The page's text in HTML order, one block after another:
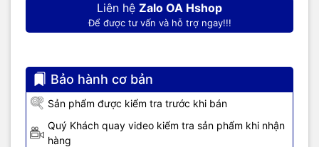
Liên hệ Zalo OA Hshop
Để được tư vấn và hỗ trợ ngay!!!
Bảo hành cơ bản
Sản phẩm được kiểm tra trước khi bán
Quý Khách quay video kiểm tra sản phẩm khi nhận
hàng